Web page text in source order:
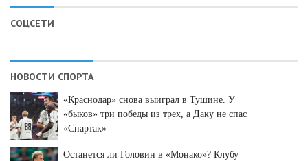
СОЦСЕТИ
НОВОСТИ СПОРТА
«Краснодар» снова выиграл в Тушине. У
«быков» три победы из трех, а Даку не спас
«Спартак»
Останется ли Головин в «Монако»? Клубу